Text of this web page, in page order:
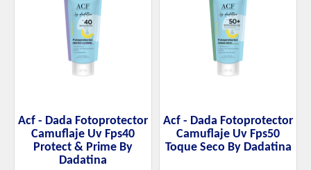
Acf - Dada Fotoprotector
Camuflaje Uv Fps40
Protect & Prime By
Dadatina
Acf - Dada Fotoprotector
Camuflaje Uv Fps50
Toque Seco By Dadatina